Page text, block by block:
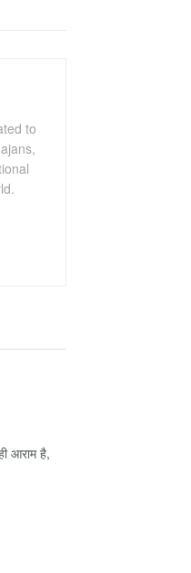
to
आराम है,